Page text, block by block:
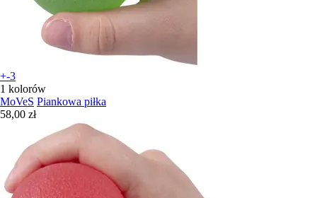
+-3
1 kolorów
MoVeS Piankowa piłka
58,00 zł